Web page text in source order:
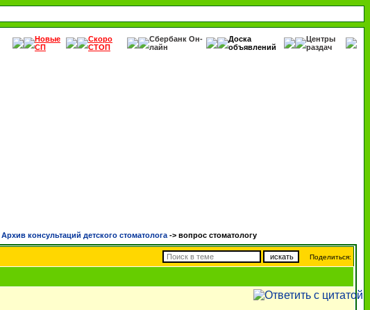
Новые
СП
Скоро
СТОП
Сбербанк Он-
лайн
Доска
объявлений
Центры
раздач
Архив консультаций детского стоматолога -> вопрос стоматологу
Поделиться: